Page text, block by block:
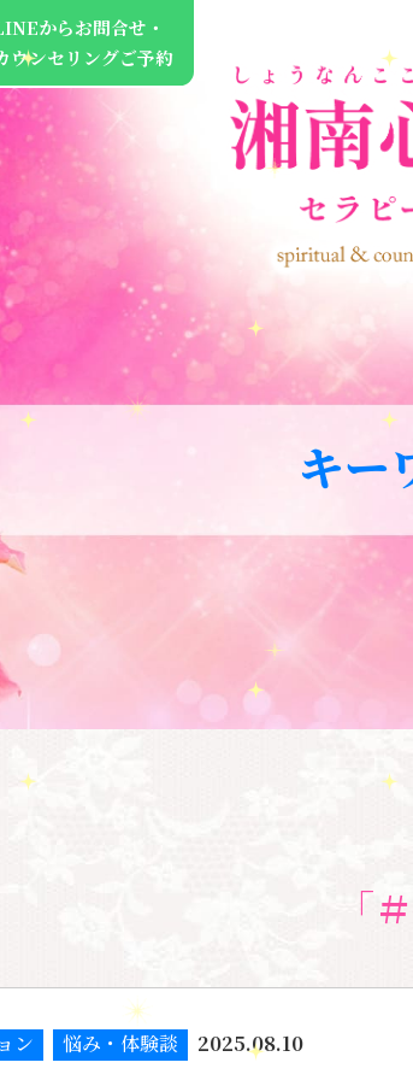
からお問合せ・
ウンセリングご予約
キー
「
ン 悩み・体験談 2025.08.10